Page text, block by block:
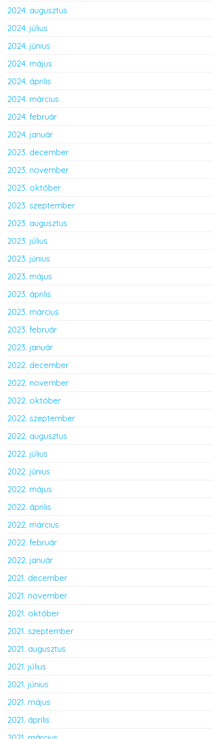
2024. augusztus
2024. július
2024. június
2024. május
2024. április
2024. március
2024. február
2024. január
2023. december
2023. november
2023. október
2023. szeptember
2023. augusztus
2023. július
2023. június
2023. május
2023. április
2023. március
2023. február
2023. január
2022. december
2022. november
2022. október
2022. szeptember
2022. augusztus
2022. július
2022. június
2022. május
2022. április
2022. március
2022. február
2022. január
2021. december
2021. november
2021. október
2021. szeptember
2021. augusztus
2021. július
2021. június
2021. május
2021. április